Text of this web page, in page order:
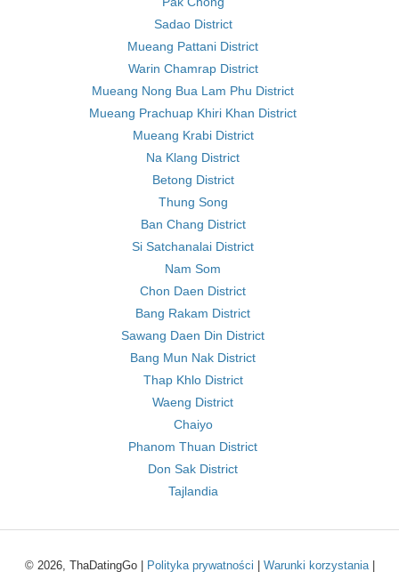
Sadao District
Mueang Pattani District
Warin Chamrap District
Mueang Nong Bua Lam Phu District
Mueang Prachuap Khiri Khan District
Mueang Krabi District
Na Klang District
Betong District
Thung Song
Ban Chang District
Si Satchanalai District
Nam Som
Chon Daen District
Bang Rakam District
Sawang Daen Din District
Bang Mun Nak District
Thap Khlo District
Waeng District
Chaiyo
Phanom Thuan District
Don Sak District
Tajlandia
© 2026, ThaDatingGo | Polityka prywatności Warunki korzystania|